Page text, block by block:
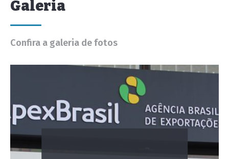
Galeria
Confira a galeria de fotos